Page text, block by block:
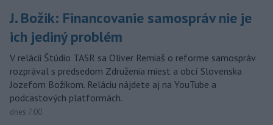
J. Božik: Financovanie samospráv nie je
ich jediný problém
V relácii Štúdio TASR sa Oliver Remiaš o reforme samospráv
rozprával s predsedom Združenia miest a obcí Slovenska
Jozefom Božikom. Reláciu nájdete aj na YouTube a
podcastových platformách.
dnes 7:00